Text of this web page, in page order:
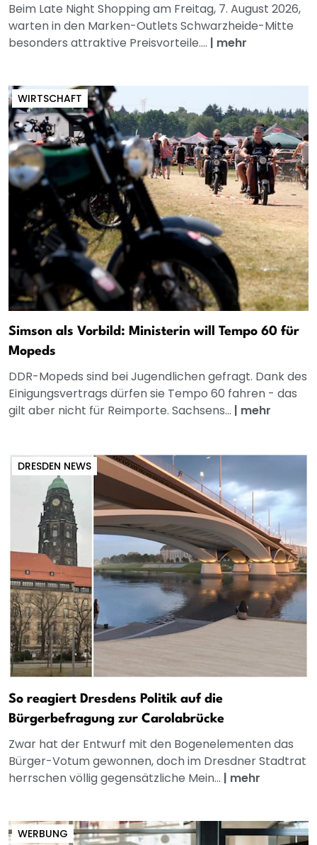
Beim Late Night Shopping am Freitag, 7. August 2026,
warten in den Marken-Outlets Schwarzheide-Mitte
besonders attraktive Preisvorteile.... | mehr
WIRTSCHAFT
Simson als Vorbild: Ministerin will Tempo 60 für
Mopeds
DDR-Mopeds sind bei Jugendlichen gefragt. Dank des
Einigungsvertrags dürfen sie Tempo 60 fahren - das
gilt aber nicht für Reimporte. Sachsens... | mehr
DRESDEN NEWS
So reagiert Dresdens Politik auf die
Bürgerbefragung zur Carolabrücke
Zwar hat der Entwurf mit den Bogenelementen das
Bürger-Votum gewonnen, doch im Dresdner Stadtrat
herrschen völlig gegensätzliche Mein... | mehr
WERBUNG